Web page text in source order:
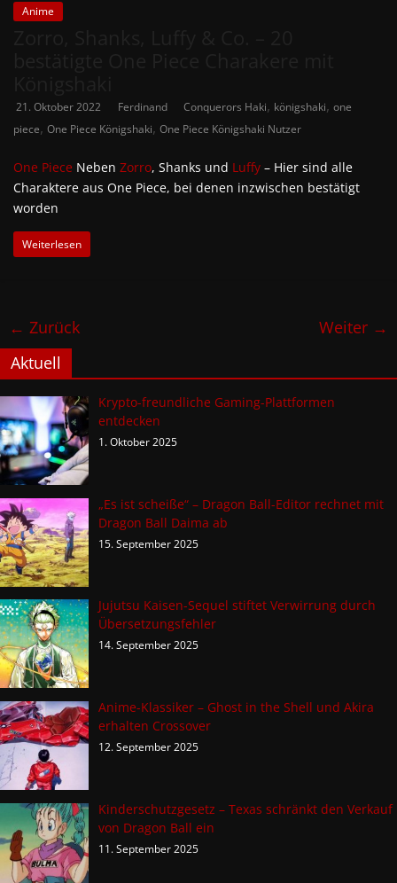
Anime
21. Oktober 2022 Ferdinand Conquerors Haki, königshaki, one
piece, One Piece Königshaki, One Piece Königshaki Nutzer
One Piece Neben Zorro, Shanks und Luffy – Hier sind alle
Charaktere aus One Piece, bei denen inzwischen bestätigt
worden
Weiterlesen
← Zurück
Weiter →
Aktuell
Krypto-freundliche Gaming-Plattformen
entdecken
1. Oktober 2025
„Es ist scheiße“ – Dragon Ball-Editor rechnet mit
Dragon Ball Daima ab
15. September 2025
Jujutsu Kaisen-Sequel stiftet Verwirrung durch
Übersetzungsfehler
14. September 2025
Anime-Klassiker – Ghost in the Shell und Akira
erhalten Crossover
12. September 2025
Kinderschutzgesetz – Texas schränkt den Verkauf
von Dragon Ball ein
11. September 2025